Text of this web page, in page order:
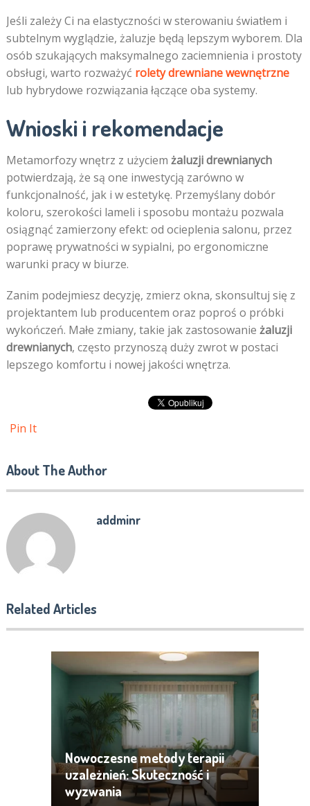
Jeśli zależy Ci na elastyczności w sterowaniu światłem i
subtelnym wyglądzie, żaluzje będą lepszym wyborem. Dla
osób szukających maksymalnego zaciemnienia i prostoty
obsługi, warto rozważyć rolety drewniane wewnętrzne
lub hybrydowe rozwiązania łączące oba systemy.
Wnioski i rekomendacje
Metamorfozy wnętrz z użyciem żaluzji drewnianych
potwierdzają, że są one inwestycją zarówno w
funkcjonalność, jak i w estetykę. Przemyślany dobór
koloru, szerokości lameli i sposobu montażu pozwala
osiągnąć zamierzony efekt: od ocieplenia salonu, przez
poprawę prywatności w sypialni, po ergonomiczne
warunki pracy w biurze.
Zanim podejmiesz decyzję, zmierz okna, skonsultuj się z
projektantem lub producentem oraz poproś o próbki
wykończeń. Małe zmiany, takie jak zastosowanie żaluzji
drewnianych, często przynoszą duży zwrot w postaci
lepszego komfortu i nowej jakości wnętrza.
Pin It
About The Author
addminr
Related Articles
Nowoczesne metody terapii
uzależnień: Skuteczność i
wyzwania